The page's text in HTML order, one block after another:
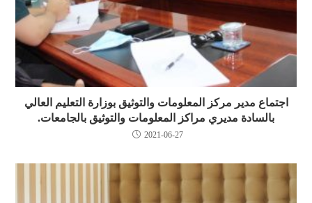
اجتماع مدير مركز المعلومات والتوثيق بوزارة التعليم العالي
بالسادة مديري مراكز المعلومات والتوثيق بالجامعات.
2021-06-27